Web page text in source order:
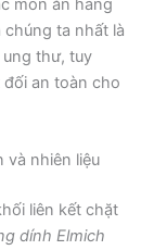
món ăn hàng
ta nhất là
thư, tuy
an toàn cho
và nhiên liệu
liên kết chặt
dính Elmich